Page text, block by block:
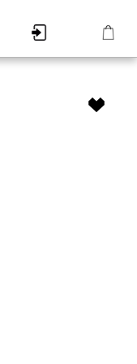
РегистрацияКорзина